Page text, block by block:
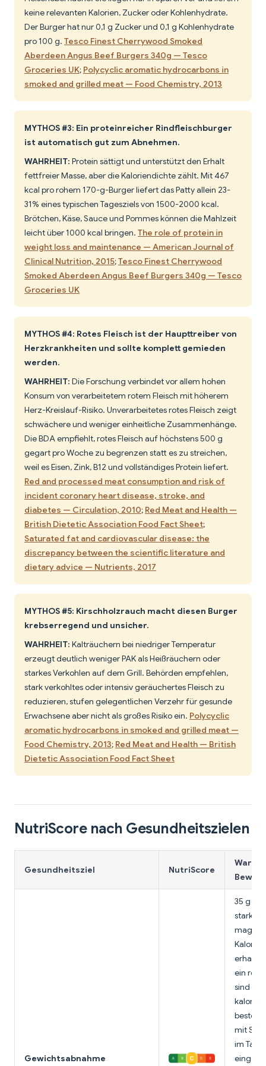
keine relevanten Kalorien, Zucker oder Kohlenhydrate.
Der Burger hat nur 0,1 g Zucker und 0,1 g Kohlenhydrate
pro 100 g. Tesco Finest Cherrywood Smoked
Aberdeen Angus Beef Burgers 340g — Tesco
Groceries UK; Polycyclic aromatic hydrocarbons in
smoked and grilled meat — Food Chemistry, 2013
MYTHOS #3: Ein proteinreicher Rindfleischburger
ist automatisch gut zum Abnehmen.
WAHRHEIT: Protein sättigt und unterstützt den Erhalt
fettfreier Masse, aber die Kaloriendichte zählt. Mit 467
kcal pro rohem 170-g-Burger liefert das Patty allein 23-
31% eines typischen Tagesziels von 1500-2000 kcal.
Brötchen, Käse, Sauce und Pommes können die Mahlzeit
leicht über 1000 kcal bringen. The role of protein in
weight loss and maintenance — American Journal of
Clinical Nutrition, 2015;Tesco Finest Cherrywood
Smoked Aberdeen Angus Beef Burgers 340g — Tesco
Groceries UK
MYTHOS #4: Rotes Fleisch ist der Haupttreiber von
Herzkrankheiten und sollte komplett gemieden
werden.
WAHRHEIT: Die Forschung verbindet vor allem hohen
Konsum von verarbeitetem rotem Fleisch mit höherem
Herz-Kreislauf-Risiko. Unverarbeitetes rotes Fleisch zeigt
schwächere und weniger einheitliche Zusammenhänge.
Die BDA empfiehlt, rotes Fleisch auf höchstens 500 g
gegart pro Woche zu begrenzen statt es zu streichen,
weil es Eisen, Zink, B12 und vollständiges Protein liefert.
Red and processed meat consumption and risk of
incident coronary heart disease, stroke, and
diabetes — Circulation, 2010; Red Meat and Health —
British Dietetic Association Food Fact Sheet;
Saturated fat and cardiovascular disease: the
discrepancy between the scientific literature and
dietary advice — Nutrients, 2017
MYTHOS #5: Kirschholzrauch macht diesen Burger
krebserregend und unsicher.
WAHRHEIT: Kalträuchern bei niedriger Temperatur
erzeugt deutlich weniger PAK als Heißräuchern oder
starkes Verkohlen auf dem Grill. Behörden empfehlen,
stark verkohltes oder intensiv geräuchertes Fleisch zu
reduzieren, stufen gelegentlichen Verzehr für gesunde
Erwachsene aber nicht als großes Risiko ein. Polycyclic
aromatic hydrocarbons in smoked and grilled meat —
Food Chemistry, 2013; Red Meat and Health — British
Dietetic Association Food Fact Sheet
NutriScore nach Gesundheitszielen
Gesundheitsziel NutriScore
Gewichtsabnahme
35 g
stark
magere
ein
sind
besten
mit
im